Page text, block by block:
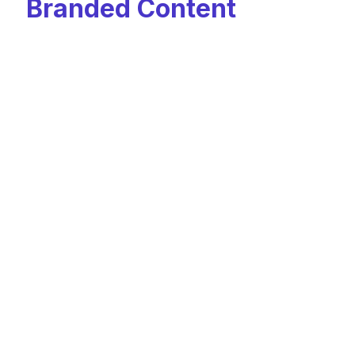
Branded Content